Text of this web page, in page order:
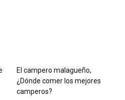
El campero malagueño,
¿Dónde comer los mejores
camperos?